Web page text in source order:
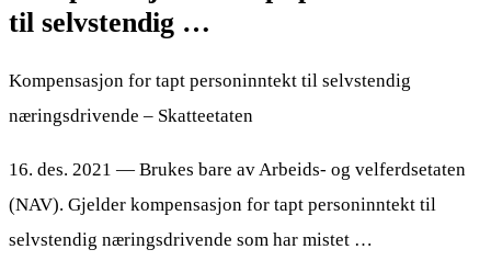
til selvstendig …
Kompensasjon for tapt personinntekt til selvstendig
næringsdrivende – Skatteetaten
16. des. 2021 — Brukes bare av Arbeids- og velferdsetaten
(NAV). Gjelder kompensasjon for tapt personinntekt til
selvstendig næringsdrivende som har mistet …